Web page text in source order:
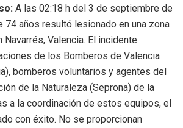
A las 02:18 h del 3 de septiembre de
74 años resultó lesionado en una zona
Valencia. El incidente
de los Bomberos de Valencia
bomberos voluntarios y agentes del
de la Naturaleza (Seprona) de la
a la coordinación de estos equipos, el
con éxito. No se proporcionan